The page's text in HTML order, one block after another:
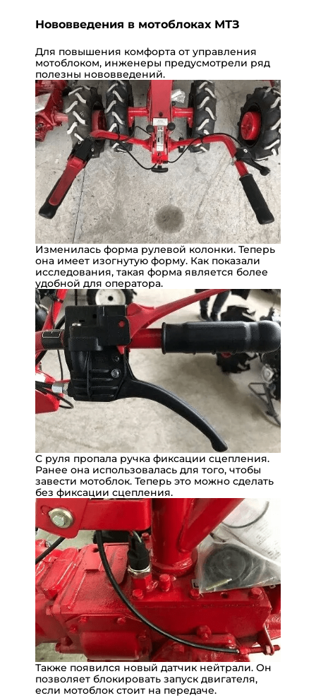
Нововведения в мотоблоках МТЗ
Для повышения комфорта от управления
мотоблоком, инженеры предусмотрели ряд
полезны нововведений.
Изменилась форма рулевой колонки. Теперь
она имеет изогнутую форму. Как показали
исследования, такая форма является более
удобной для оператора.
С руля пропала ручка фиксации сцепления.
Ранее она использовалась для того, чтобы
завести мотоблок. Теперь это можно сделать
без фиксации сцепления.
Также появился новый датчик нейтрали. Он
позволяет блокировать запуск двигателя,
если мотоблок стоит на передаче.